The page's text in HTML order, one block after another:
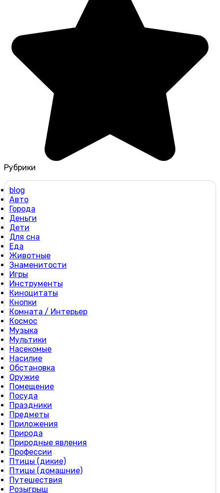
Рубрики
blog
Авто
Города
Деньги
Дети
Для сна
Еда
Животные
Знаменитости
Игры
Инструменты
Киноцитаты
Кнопки
Комната / Интерьер
Космос
Музыка
Мультики
Насекомые
Насилие
Обстановка
Оружие
Помещение
Посуда
Праздники
Предметы
Приложения
Природа
Природные явления
Профессии
Птицы (дикие)
Птицы (домашние)
Путешествия
Розыгрыш